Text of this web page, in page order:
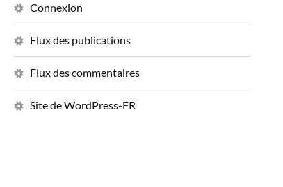
Connexion
Flux des publications
Flux des commentaires
Site de WordPress-FR